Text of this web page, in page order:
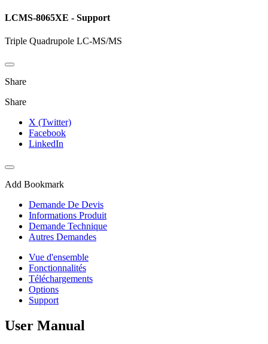
LCMS-8065XE - Support
Triple Quadrupole LC-MS/MS
Share
Share
X (Twitter)
Facebook
LinkedIn
Add Bookmark
Demande De Devis
Informations Produit
Demande Technique
Autres Demandes
Vue d'ensemble
Fonctionnalités
Téléchargements
Options
Support
User Manual